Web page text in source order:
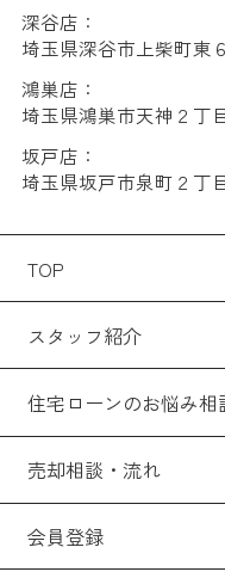
深谷店：
埼玉県深谷市上柴町東
鴻巣店：
埼玉県鴻巣市天神２丁
坂戸店：
埼玉県坂戸市泉町２丁
TOP
スタッフ紹介
住宅ローンのお悩み相
売却相談・流れ
会員登録